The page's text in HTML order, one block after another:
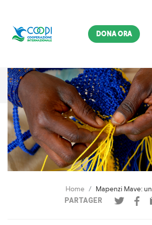
DONA ORA
Home
Mapenzi Mave: un voyage de renaissance en République démocratique du Congo
PARTAGER